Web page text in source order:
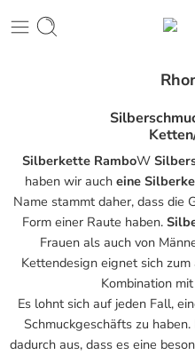
Silberkette RamboW
haben wir aucheine
Name stammt daher, dass die
Form einer Raute haben.
Frauen als auch von
Kettendesign eignet sich
Kombination
Es lohnt sich auf jeden Fall,
Schmuckgeschäfts zu
dadurch aus, dass es eine